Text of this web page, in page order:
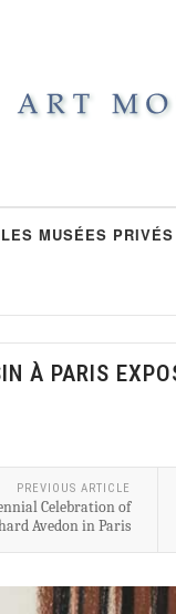
LES MUSÉES PRIVÉS
À PARIS
PREVIOUS ARTICLE
Celebration of
Avedon in Paris